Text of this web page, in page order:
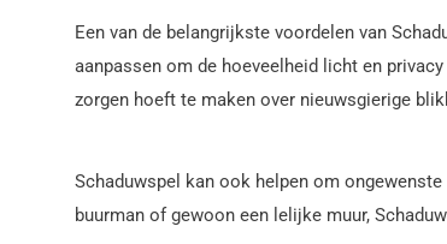
Een van de belangrijkste voordelen van
aanpassen om de hoeveelheid licht en
zorgen hoeft te maken over nieuwsgierige
Schaduwspel kan ook helpen om
buurman of gewoon een lelijke muur,